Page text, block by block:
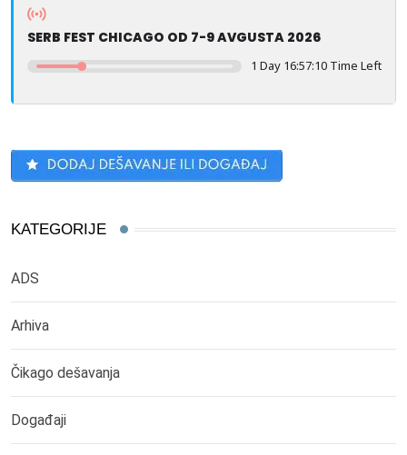
SERB FEST CHICAGO OD 7-9 AVGUSTA 2026
1 Day 16:57:10 Time Left
KATEGORIJE
ADS
Arhiva
Čikago dešavanja
Događaji